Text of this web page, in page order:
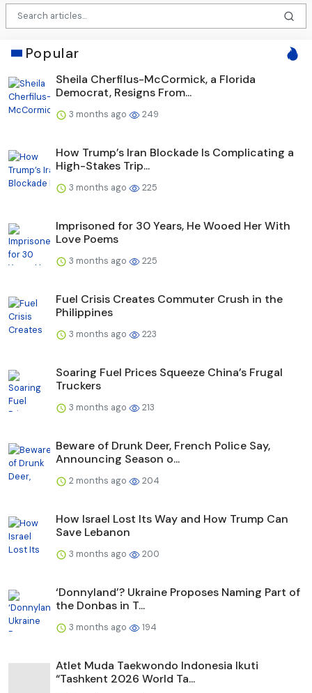
Popular
Sheila Cherfilus-McCormick, a Florida
Democrat, Resigns From...
3 months ago 249
How Trump’s Iran Blockade Is Complicating a
High-Stakes Trip...
3 months ago 225
Imprisoned for 30 Years, He Wooed Her With
Love Poems
3 months ago 225
Fuel Crisis Creates Commuter Crush in the
Philippines
3 months ago 223
Soaring Fuel Prices Squeeze China’s Frugal
Truckers
3 months ago 213
Beware of Drunk Deer, French Police Say,
Announcing Season o...
2 months ago 204
How Israel Lost Its Way and How Trump Can
Save Lebanon
3 months ago 200
‘Donnyland’? Ukraine Proposes Naming Part of
the Donbas in T...
3 months ago 194
Atlet Muda Taekwondo Indonesia Ikuti
“Tashkent 2026 World Ta...